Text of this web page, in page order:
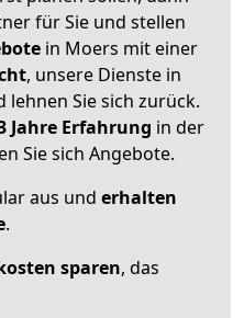
für Sie und stellen
in Moers mit einer
, unsere Dienste in
Sie sich zurück.
Jahre Erfahrung in der
Sie sich Angebote.
aus und erhalten
.
sparen, das